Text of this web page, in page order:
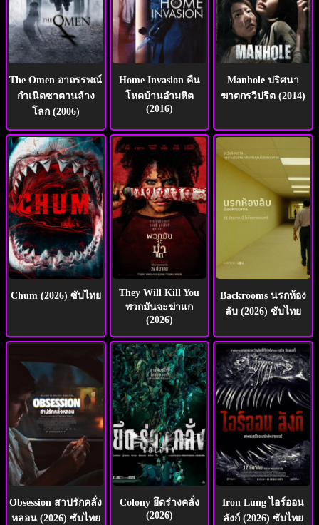
The Omen อาถรรพณ์
กำเนิดซาตานล้าง
โลก (2006)
Home Invasion คืน
โหดบ้านอำมหิต
(2016)
Manhole ปริศนา
ฆาตกรวิปริต (2014)
Chum (2026) ซับไทย
They Will Kill You
พวกมันจะฆ่าแก
(2026)
Backrooms นรกห้อง
ลับ (2026) ซับไทย
Obsession สาปรักคลั่ง
หลอน (2026) ซับไทย
Colony ยึดร่างคลั่ง
(2026)
Iron Lung ไอร์ออน
ลังก์ (2026) ซับไทย